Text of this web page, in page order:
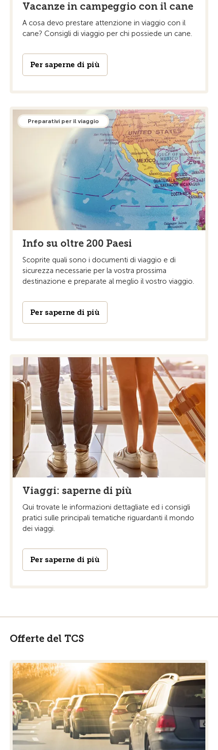
Vacanze in campeggio con il cane
A cosa devo prestare attenzione in viaggio con il
cane? Consigli di viaggio per chi possiede un cane.
Per saperne di più
Preparativi per il viaggio
Info su oltre 200 Paesi
Scoprite quali sono i documenti di viaggio e di
sicurezza necessarie per la vostra prossima
destinazione e preparate al meglio il vostro viaggio.
Per saperne di più
Viaggi: saperne di più
Qui trovate le informazioni dettagliate ed i consigli
pratici sulle principali tematiche riguardanti il mondo
dei viaggi.
Per saperne di più
Offerte del TCS